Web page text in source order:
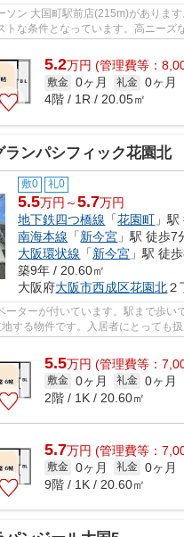
ソン 大国町駅前店(215m)がありま
な条件となっています。高ニーズ
地していま...
5.2万円 (管理費等：
敷金 0ヶ月 礼金 0ヶ月
4階 / 1R / 20.05㎡
ランパシフィック花園北
敷0 礼0
5.5万円～5.7万円
地下鉄四つ橋線 「花園町 」
南海本線 「新今宮 」駅 徒歩7
大阪環状線 「新今宮 」駅 徒
築9年 / 20.60㎡
大阪府大阪市西成区花園北２
ーターが付いています。駅まで歩い
する物件です。入居者にとっても
5.5万円 (管理費等：
敷金 0ヶ月 礼金 0ヶ月
2階 / 1K / 20.60㎡
5.7万円 (管理費等：
敷金 0ヶ月 礼金 0ヶ月
9階 / 1K / 20.60㎡